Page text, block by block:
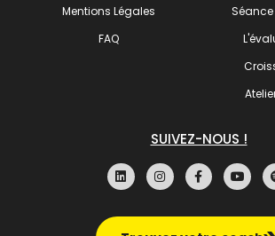
Mentions Légales
FAQ
SUIVEZ-NOUS !